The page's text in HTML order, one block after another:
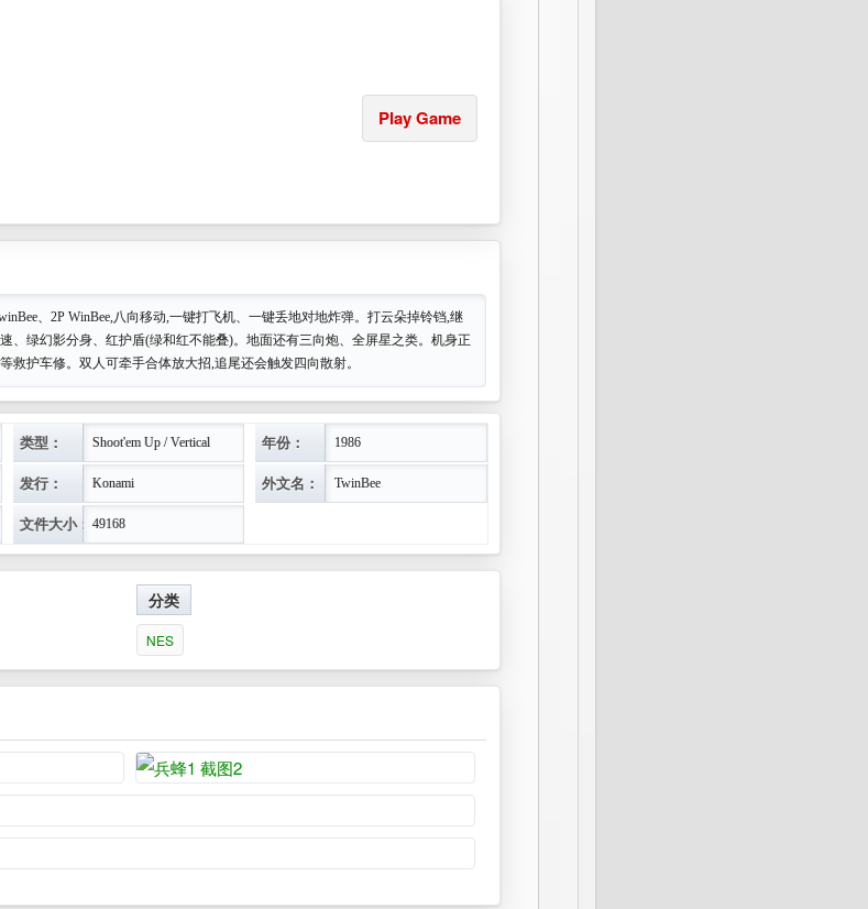
Play Game
、2P WinBee,八向移动,一键打飞机、一键丢地对地炸弹。打云朵掉铃铛,继
、绿幻影分身、红护盾(绿和红不能叠)。地面还有三向炮、全屏星之类。机身正
救护车修。双人可牵手合体放大招,追尾还会触发四向散射。
类型： Shoot'em Up / Vertical 年份： 1986
发行： Konami 外文名： TwinBee
文件大小： 49168
分类
NES